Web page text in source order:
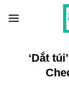
‘Dắt